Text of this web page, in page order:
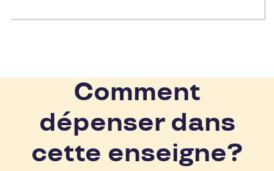
Comment
dépenser dans
cette enseigne?